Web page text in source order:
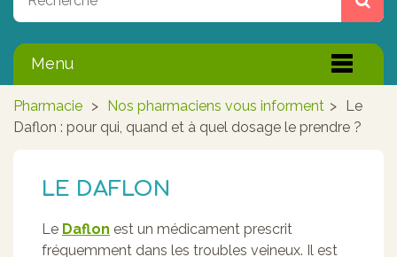
Menu
Pharmacie > Nos pharmaciens vous informent > Le
Daflon : pour qui, quand et à quel dosage le prendre ?
LE DAFLON
Le Daflon est un médicament prescrit
fréquemment dans les troubles veineux. Il est